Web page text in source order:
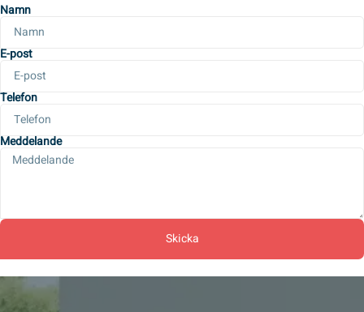
Namn
E-post
Telefon
Meddelande
Skicka